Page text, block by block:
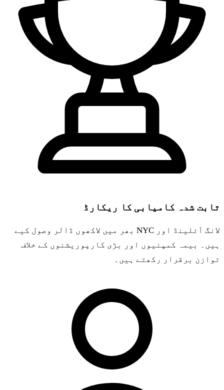
ثابت شدہ کامیابی کا ریکارڈ
لانگ آئلینڈ اور NYC بھر میں لاکھوں ڈالر وصول کیے
ہیں۔ بیمہ کمپنیوں اور بڑی کارپوریشنوں کے خلاف
توازن برقرار رکھتے ہیں۔